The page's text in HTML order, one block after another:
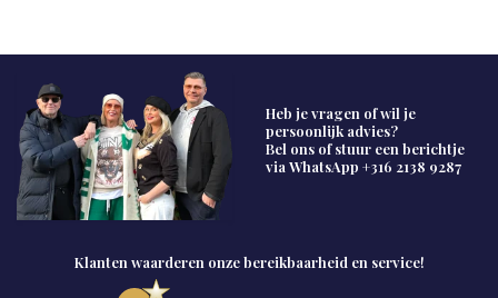
Heb je vragen of wil je
persoonlijk advies?
Bel ons of stuur een berichtje
via WhatsApp +316 2138 9287
Klanten waarderen onze bereikbaarheid en service!